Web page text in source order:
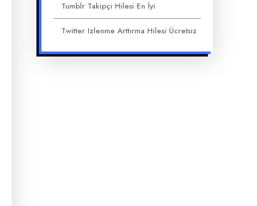
Tumblr Takipçi Hilesi En İyi
Twitter Izlenme Arttırma Hilesi Ücretsiz